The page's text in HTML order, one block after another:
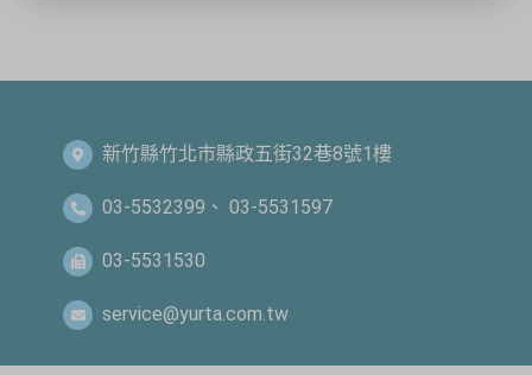
新竹縣竹北市縣政五街32巷8號1樓
03-5532399、 03-5531597
03-5531530
service@yurta.com.tw